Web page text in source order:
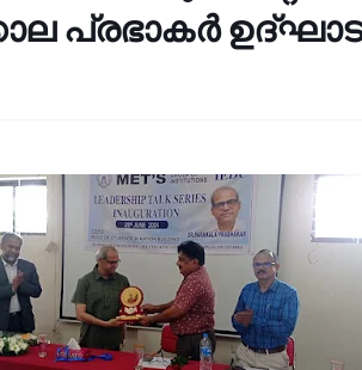
പ്രഭാകർ